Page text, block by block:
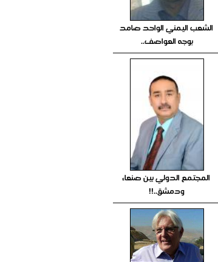
الشعب اليمني الواحد صامد
بوجه العواصف..
المجتمع الدولي بين صنعاء
ودمشق..!!